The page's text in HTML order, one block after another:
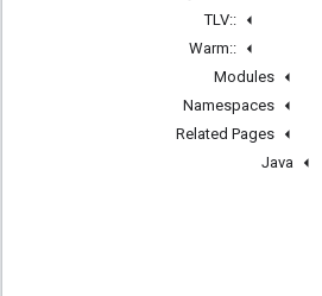
::
TLV
::
Warm
Modules
Namespaces
Related Pages
Java